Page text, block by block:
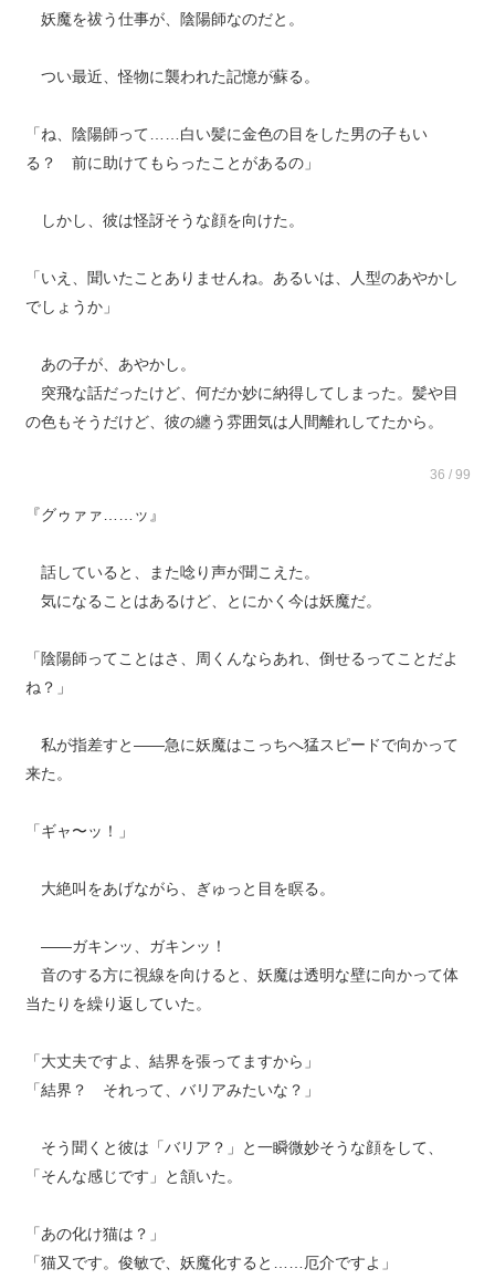
妖魔を祓う仕事が、陰陽師なのだと。
つい最近、怪物に襲われた記憶が蘇る。
「ね、陰陽師って……白い髪に金色の目をした男の子もい
る？ 前に助けてもらったことがあるの」
しかし、彼は怪訝そうな顔を向けた。
「いえ、聞いたことありませんね。あるいは、人型のあやかし
でしょうか」
あの子が、あやかし。
突飛な話だったけど、何だか妙に納得してしまった。髪や目
の色もそうだけど、彼の纏う雰囲気は人間離れしてたから。
36 / 99
『グゥァァ……ッ』
話していると、また唸り声が聞こえた。
気になることはあるけど、とにかく今は妖魔だ。
「陰陽師ってことはさ、周くんならあれ、倒せるってことだよ
ね？」
私が指差すと――急に妖魔はこっちへ猛スピードで向かって
来た。
「ギャ〜ッ！」
大絶叫をあげながら、ぎゅっと目を瞑る。
――ガキンッ、ガキンッ！
音のする方に視線を向けると、妖魔は透明な壁に向かって体
当たりを繰り返していた。
「大丈夫ですよ、結界を張ってますから」
「結界？ それって、バリアみたいな？」
そう聞くと彼は「バリア？」と一瞬微妙そうな顔をして、
「そんな感じです」と頷いた。
「あの化け猫は？」
「猫又です。俊敏で、妖魔化すると……厄介ですよ」